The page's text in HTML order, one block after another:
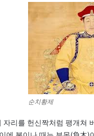
순치황제
리를 헌신짝처럼 팽개쳐